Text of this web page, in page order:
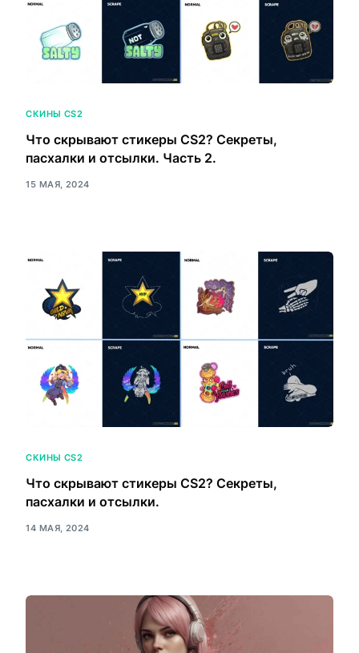
СКИНЫ CS2
Что скрывают стикеры CS2? Секреты,
пасхалки и отсылки. Часть 2.
15 МАЯ, 2024
СКИНЫ CS2
Что скрывают стикеры CS2? Секреты,
пасхалки и отсылки.
14 МАЯ, 2024